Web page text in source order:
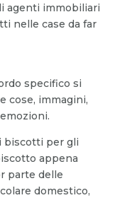
agenti immobiliari
nelle case da far
specifico si
cose, immagini,
biscotti per gli
appena
parte delle
domestico,